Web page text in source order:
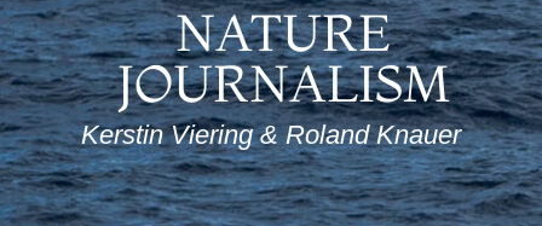
NATURE
JOURNALISM
Kerstin Viering & Roland Knauer